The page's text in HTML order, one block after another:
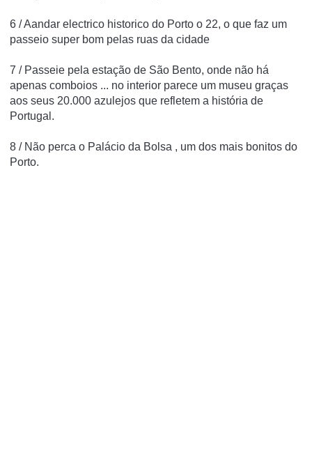
6 / Aandar electrico historico do Porto o 22, o que faz um
passeio super bom pelas ruas da cidade
7 / Passeie pela estação de São Bento, onde não há
apenas comboios ... no interior parece um museu graças
aos seus 20.000 azulejos que refletem a história de
Portugal.
8 / Não perca o Palácio da Bolsa , um dos mais bonitos do
Porto.